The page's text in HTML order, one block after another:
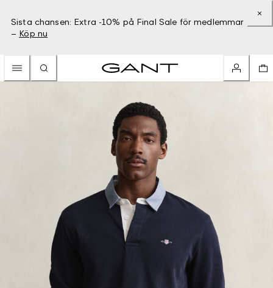
Sista chansen: Extra -10% på Final Sale för medlemmar
– Köp nu